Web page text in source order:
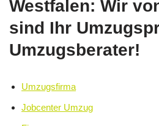
Westfalen: Wir
sind Ihr
Umzugsberater!
Umzugsfirma
Jobcenter Umzug